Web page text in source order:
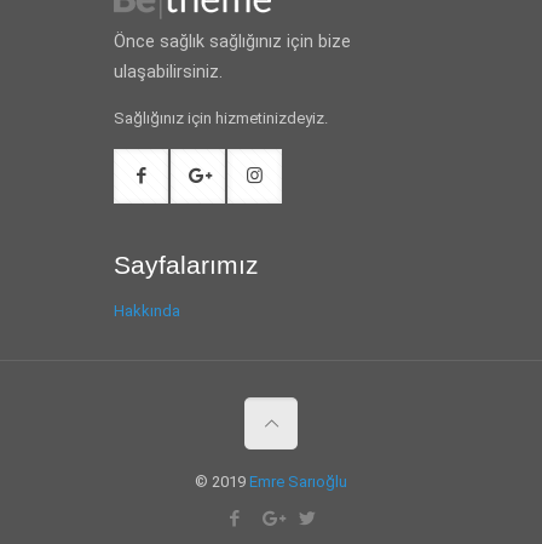
Önce sağlık sağlığınız için bize
ulaşabilirsiniz.
Sağlığınız için hizmetinizdeyiz.
Sayfalarımız
Hakkında
© 2019 Emre Sarıoğlu